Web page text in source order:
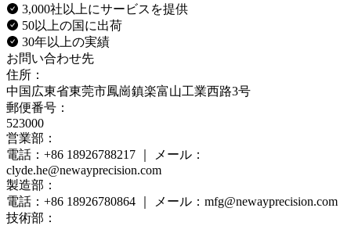
3,000社以上にサービスを提供
50以上の国に出荷
30年以上の実績
お問い合わせ先
住所：
中国広東省東莞市鳳崗鎮楽富山工業西路3号
郵便番号：
523000
営業部：
電話：+86 18926788217 ｜ メール：
clyde.he@newayprecision.com
製造部：
電話：+86 18926780864 ｜ メール：mfg@newayprecision.com
技術部：